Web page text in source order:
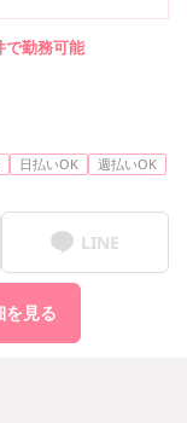
勤務可能
日払いOK 週払いOK
LINE
を見る